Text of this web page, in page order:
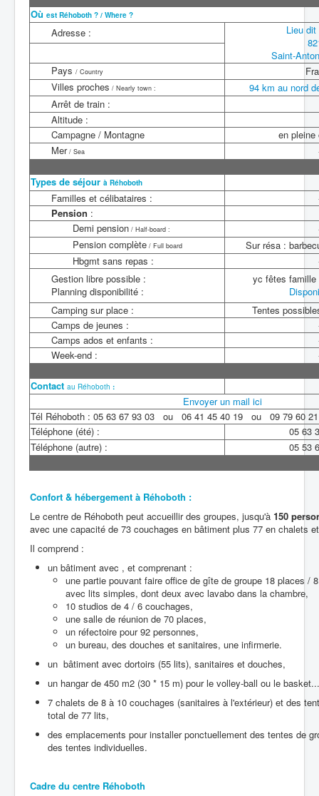
Où est Réhoboth ? / Where ?
Adresse :
Lieu dit
Saint-
Pays / Country
Villes proches / Nearly town :
94 km au nord
Arrêt de train :
Altitude :
Campagne / Montagne
en pleine
Mer/ Sea
Types de séjour à Réhoboth
Familles et célibataires :
Pension :
Demi pension / Half-board :
Pension complète / Full board
Sur résa :
Hbgmt sans repas :
Gestion libre possible :
Planning disponibilité :
yc fêtes famille
Camping sur place :
Tentes
Camps de jeunes :
Camps ados et enfants :
Week-end :
Contact au Réhoboth :
Envoyer un mail ici
Tél Réhoboth : 05 63 67 93 03 ou 06 41 45 40 19 ou 09 79 60
Téléphone (été) :
05 63
Téléphone (autre) :
05 53
Confort & hébergement à Réhoboth :
Le centre de Réhoboth peut accueillir des groupes, jusqu'à 150
avec une capacité de 73 couchages en bâtiment plus 77 en chalets
Il comprend :
un bâtiment avec , et comprenant :
une partie pouvant faire office de gîte de groupe 18 places /
avec lits simples, dont deux avec lavabo dans la chambre,
10 studios de 4 / 6 couchages,
une salle de réunion de 70 places,
un réfectoire pour 92 personnes,
un bureau, des douches et sanitaires, une infirmerie.
un bâtiment avec dortoirs (55 lits), sanitaires et douches,
un hangar de 450 m2 (30 * 15 m) pour le volley-ball ou le
7 chalets de 8 à 10 couchages (sanitaires à l'extérieur) et des
total de 77 lits,
des emplacements pour installer ponctuellement des tentes de
des tentes individuelles.
Cadre du centre Réhoboth